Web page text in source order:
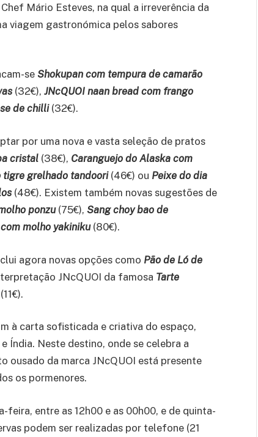
Mário Esteves, na qual a irreverência da
viagem gastronómica pelos sabores
seShokupan com tempura de camarão
(32€), JNcQUOI naan bread com frango
de chilli(32€).
por uma nova e vasta seleção de pratos
cristal (38€), Caranguejo do Alaska com
tigre grelhado tandoori(46€) ou Peixe do dia
(48€). Existem também novas sugestões de
ponzu(75€), Sang choy bao de
molho yakiniku(80€).
agora novas opções como Pão de Ló de
JNcQUOI da famosa Tarte
(11€).
à carta sofisticada e criativa do espaço,
Índia. Neste destino, onde se celebra a
ousado da marca JNcQUOI está presente
os pormenores.
entre as 12h00 e as 00h00, e de quinta-
podem ser realizadas por telefone (21